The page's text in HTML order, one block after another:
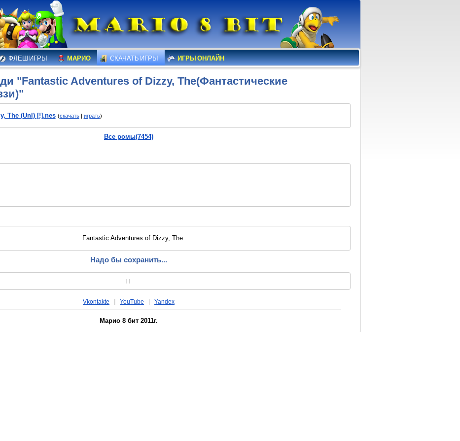
ФЛЕШ ИГРЫ МАРИО СКАЧАТЬ ИГРЫ ИГРЫ ОНЛАЙН
"Fantastic Adventures of Dizzy, The(Фантастические
The (Unl) [!].nes (скачать| играть)
Все ромы(7454)
Надо бы сохранить...
||
Vkontakte YouTube Yandex
Марио 8 бит 2011г.